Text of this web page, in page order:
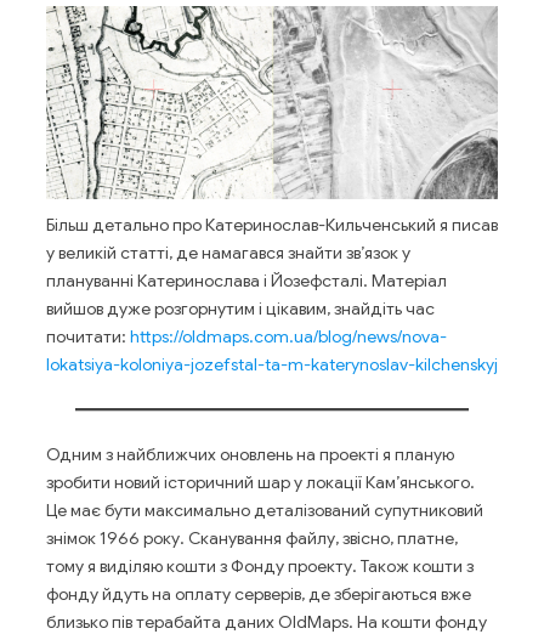
Більш детально про Катеринослав-Кильченський я писав
у великій статті, де намагався знайти зв’язок у
плануванні Катеринослава і Йозефсталі. Матеріал
вийшов дуже розгорнутим і цікавим, знайдіть час
почитати: https://oldmaps.com.ua/blog/news/nova-
lokatsiya-koloniya-jozefstal-ta-m-katerynoslav-kilchenskyj
Одним з найближчих оновлень на проекті я планую
зробити новий історичний шар у локації Кам’янського.
Це має бути максимально деталізований супутниковий
знімок 1966 року. Сканування файлу, звісно, платне,
тому я виділяю кошти з Фонду проекту. Також кошти з
фонду йдуть на оплату серверів, де зберігаються вже
близько пів терабайта даних OldMaps. На кошти фонду